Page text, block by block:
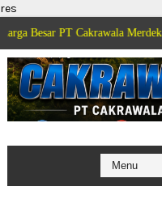
res
PT Cakrawala Merdeka